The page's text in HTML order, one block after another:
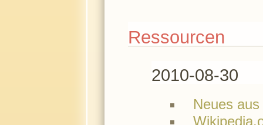
Ressourcen
2010-08-30
Neues